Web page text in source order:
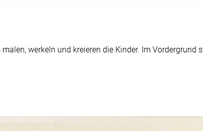
werkeln und kreieren die Kinder. Im Vordergrund